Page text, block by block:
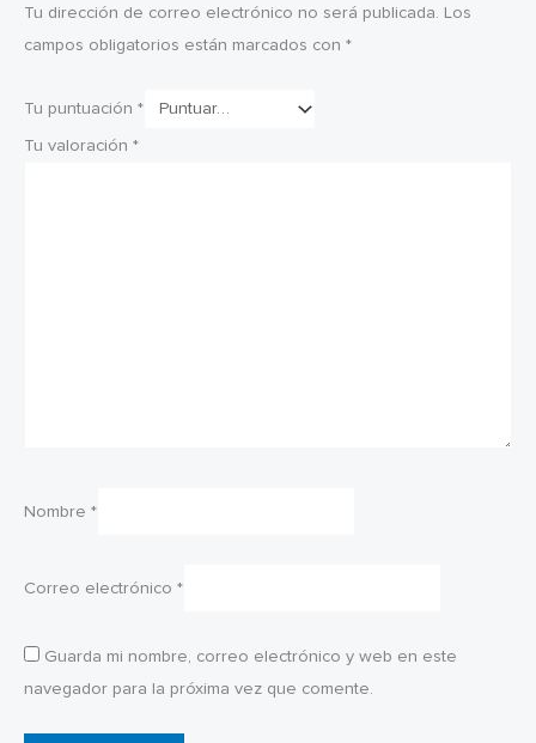
Tu dirección de correo electrónico no será publicada. Los
campos obligatorios están marcados con *
Tu puntuación *
Tu valoración *
Nombre *
Correo electrónico *
Guarda mi nombre, correo electrónico y web en este
navegador para la próxima vez que comente.